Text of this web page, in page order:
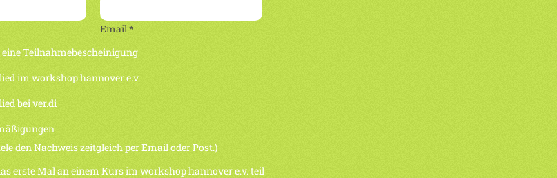
Email *
Teilnahmebescheinigung
im workshop hannover e.v.
bei ver.di
den Nachweis zeitgleich per Email oder Post.)
erste Mal an einem Kurs im workshop hannover e.v. teil